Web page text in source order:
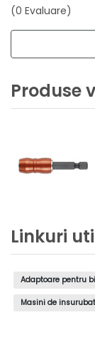
(0 Evaluare)
Produse
Linkuri
Adaptoare pentru
Masini de